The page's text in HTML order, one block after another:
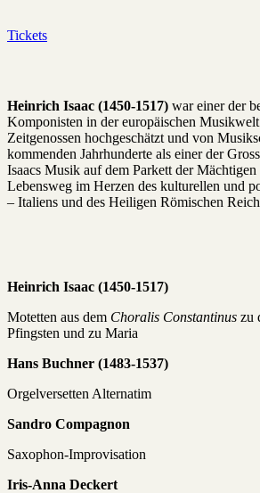
Tickets
Heinrich Isaac (1450-1517) war einer der
Komponisten in der europäischen
Zeitgenossen hochgeschätzt und von
kommenden Jahrhunderte als einer der
Isaacs Musik auf dem Parkett der
Lebensweg im Herzen des kulturellen und
– Italiens und des Heiligen Römischen
Heinrich Isaac (1450-1517)
Motetten aus dem Choralis Constantinus zu
Pfingsten und zu Maria
Hans Buchner (1483-1537)
Orgelversetten Alternatim
Sandro Compagnon
Saxophon-Improvisation
Iris-Anna Deckert